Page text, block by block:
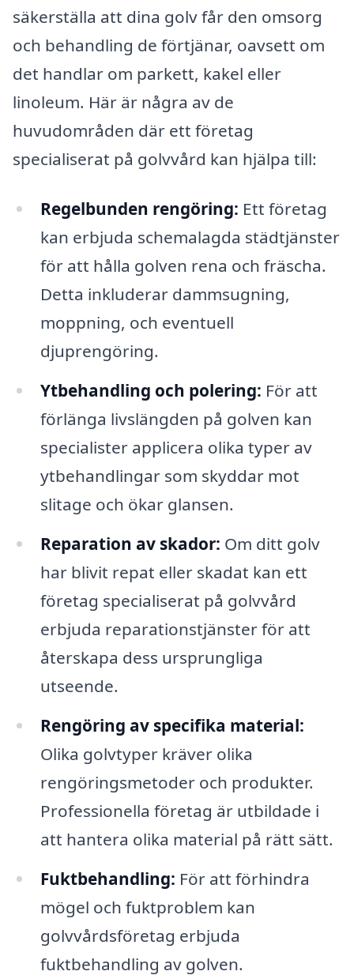
säkerställa att dina golv får den omsorg
och behandling de förtjänar, oavsett om
det handlar om parkett, kakel eller
linoleum. Här är några av de
huvudområden där ett företag
specialiserat på golvvård kan hjälpa till:
Regelbunden rengöring: Ett företag
kan erbjuda schemalagda städtjänster
för att hålla golven rena och fräscha.
Detta inkluderar dammsugning,
moppning, och eventuell
djuprengöring.
Ytbehandling och polering: För att
förlänga livslängden på golven kan
specialister applicera olika typer av
ytbehandlingar som skyddar mot
slitage och ökar glansen.
Reparation av skador: Om ditt golv
har blivit repat eller skadat kan ett
företag specialiserat på golvvård
erbjuda reparationstjänster för att
återskapa dess ursprungliga
utseende.
Rengöring av specifika material:
Olika golvtyper kräver olika
rengöringsmetoder och produkter.
Professionella företag är utbildade i
att hantera olika material på rätt sätt.
Fuktbehandling: För att förhindra
mögel och fuktproblem kan
golvvårdsföretag erbjuda
fuktbehandling av golven.